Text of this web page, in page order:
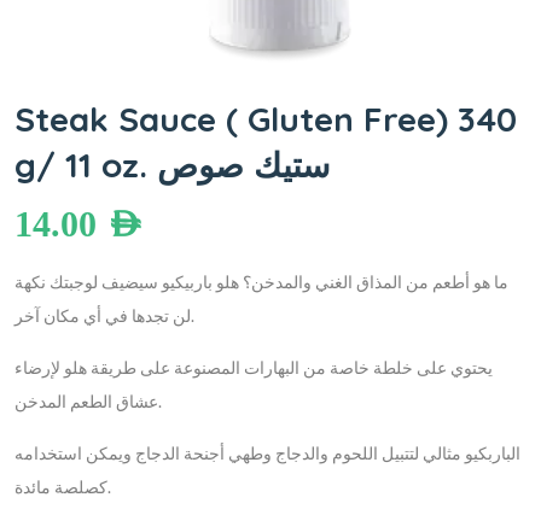
Steak Sauce ( Gluten Free) 340
g/ 11 oz. ستيك صوص
14.00 AED
ما هو أطعم من المذاق الغني والمدخن؟ هلو باربيكيو سيضيف لوجبتك نكهة
لن تجدها في أي مكان آخر.
يحتوي على خلطة خاصة من البهارات المصنوعة على طريقة هلو لإرضاء
عشاق الطعم المدخن.
الباربكيو مثالي لتتبيل اللحوم والدجاج وطهي أجنحة الدجاج ويمكن استخدامه
كصلصة مائدة.